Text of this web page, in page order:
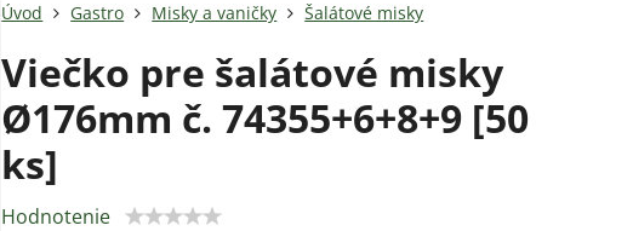
Úvod Gastro Misky a vaničky Šalátové misky
Viečko pre šalátové misky
Ø176mm č. 74355+6+8+9 [50
ks]
Hodnotenie